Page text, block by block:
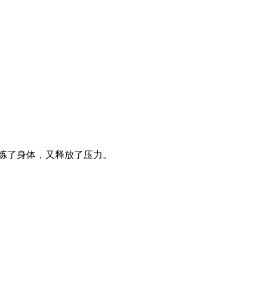
身体，又释放了压力。